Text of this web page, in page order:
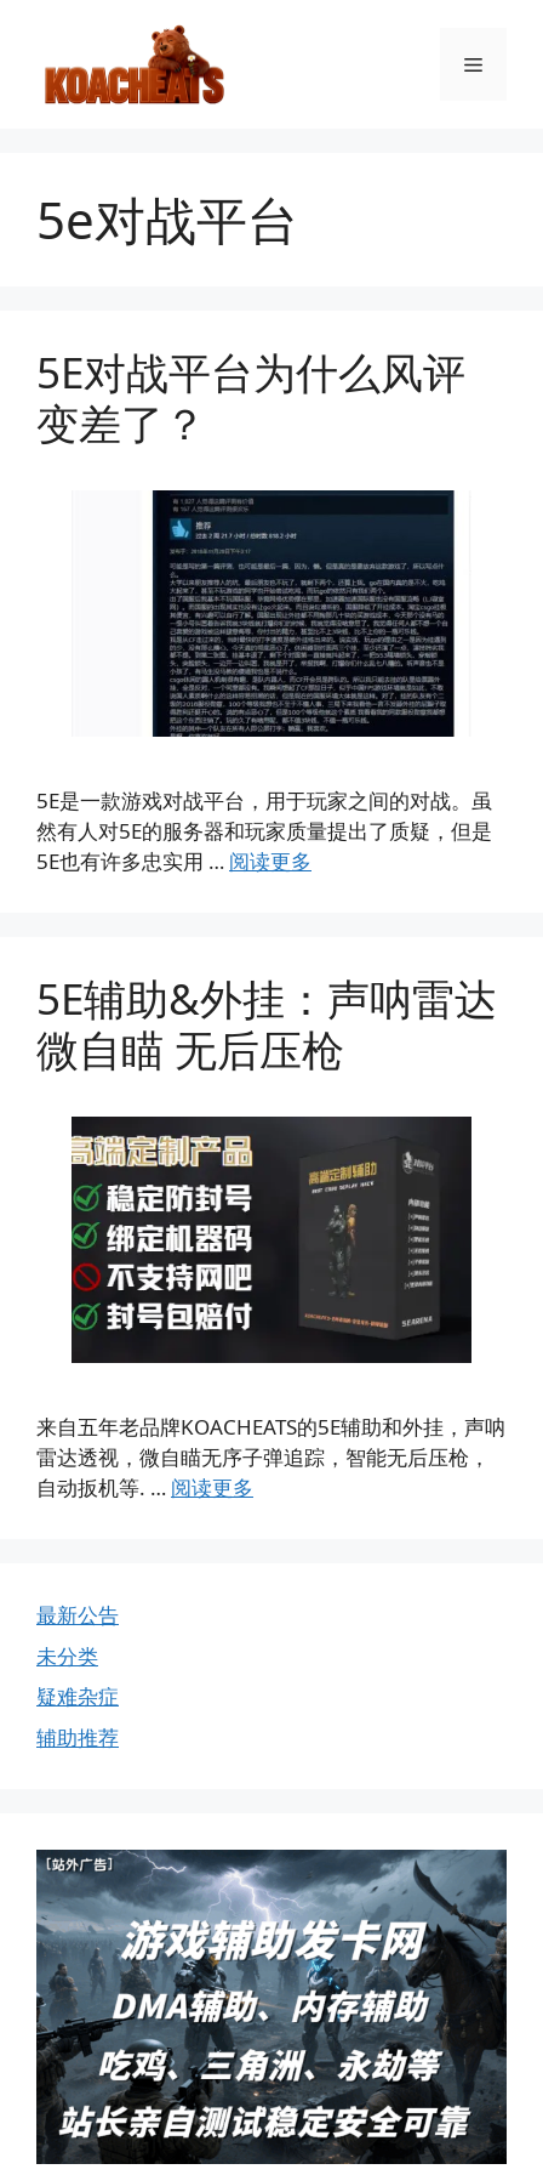
菜
5e对战平台
5E对战平台为什么风评
变差了？
5E是一款游戏对战平台，用于玩家之间的对战。虽
然有人对5E的服务器和玩家质量提出了质疑，但是
5E也有许多忠实用 … 阅读更多
5E辅助&外挂：声呐雷达
微自瞄 无后压枪
来自五年老品牌KOACHEATS的5E辅助和外挂，声呐
雷达透视，微自瞄无序子弹追踪，智能无后压枪，
自动扳机等. … 阅读更多
最新公告
未分类
疑难杂症
辅助推荐